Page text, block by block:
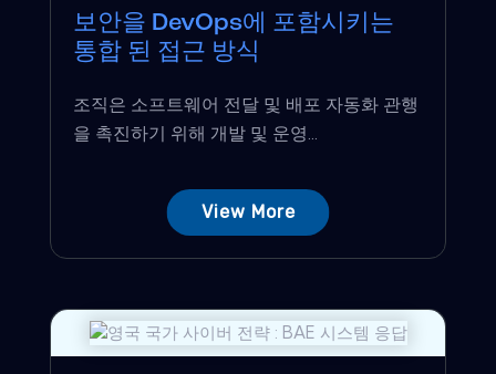
보안을 DevOps에 포함시키는
통합 된 접근 방식
조직은 소프트웨어 전달 및 배포 자동화 관행
을 촉진하기 위해 개발 및 운영...
View More